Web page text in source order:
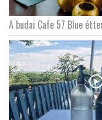
A budai Cafe 57 Blue